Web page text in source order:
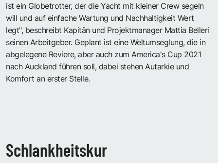
ist ein Globetrotter, der die Yacht mit kleiner Crew segeln
will und auf einfache Wartung und Nachhaltigkeit Wert
legt", beschreibt Kapitän und Projektmanager Mattia Belleri
seinen Arbeitgeber. Geplant ist eine Weltumseglung, die in
abgelegene Reviere, aber auch zum America's Cup 2021
nach Auckland führen soll, dabei stehen Autarkie und
Komfort an erster Stelle.
Schlankheitskur